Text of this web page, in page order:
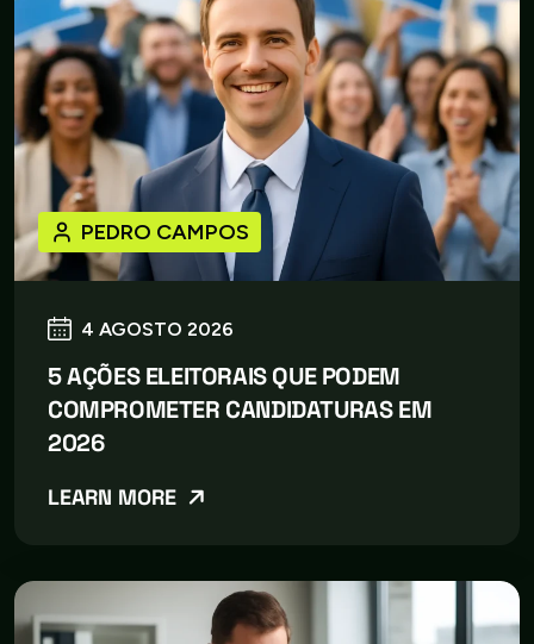
4 AGOSTO 2026
PEDRO CAMPOS
5 AÇÕES ELEITORAIS QUE PODEM
COMPROMETER CANDIDATURAS EM
2026
LEARN MORE